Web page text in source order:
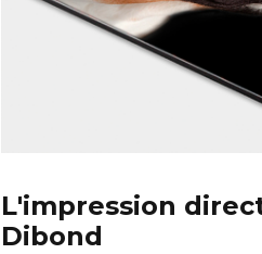
L'impression
Dibond